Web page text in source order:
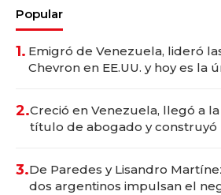
Popular
1. Emigró de Venezuela, lideró
Chevron en EE.UU. y hoy es la
2.Creció en Venezuela, llegó a
título de abogado y construyó
3.De Paredes y Lisandro
dos argentinos impulsan el